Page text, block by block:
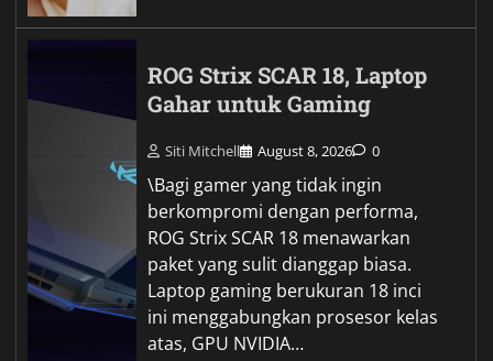
ROG Strix SCAR 18, Laptop
Gahar untuk Gaming
Siti Mitchell August 8, 2026 0
\Bagi gamer yang tidak ingin
berkompromi dengan performa,
ROG Strix SCAR 18 menawarkan
paket yang sulit dianggap biasa.
Laptop gaming berukuran 18 inci
ini menggabungkan prosesor kelas
atas, GPU NVIDIA…